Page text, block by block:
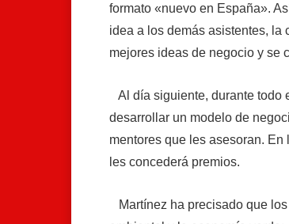
formato «nuevo en España».
idea a los demás asistentes, la
mejores ideas de negocio y se
Al día siguiente, durante todo
desarrollar un modelo de
mentores que les asesoran.
les concederá premios.
Martínez ha precisado que